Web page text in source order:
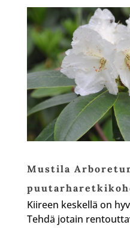
Mustila
Kiireen keskellä on
Tehdä jotain